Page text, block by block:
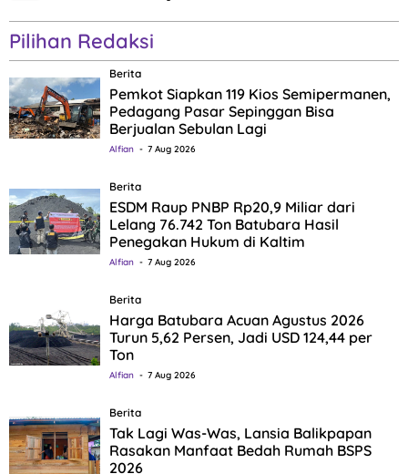
Pilihan Redaksi
Berita
Pemkot Siapkan 119 Kios Semipermanen,
Pedagang Pasar Sepinggan Bisa
Berjualan Sebulan Lagi
Alfian 7 Aug 2026
Berita
ESDM Raup PNBP Rp20,9 Miliar dari
Lelang 76.742 Ton Batubara Hasil
Penegakan Hukum di Kaltim
Alfian 7 Aug 2026
Berita
Harga Batubara Acuan Agustus 2026
Turun 5,62 Persen, Jadi USD 124,44 per
Ton
Alfian 7 Aug 2026
Berita
Tak Lagi Was-Was, Lansia Balikpapan
Rasakan Manfaat Bedah Rumah BSPS
2026